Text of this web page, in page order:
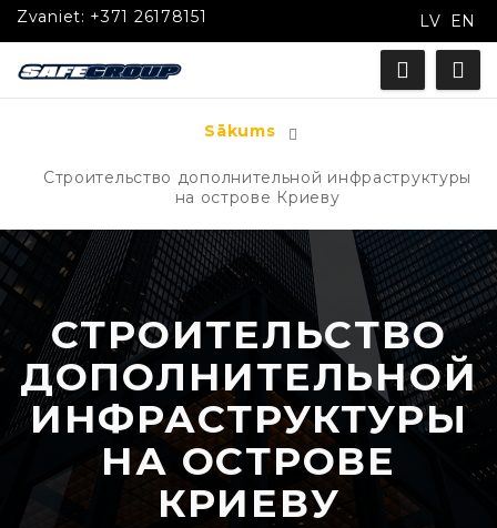
Zvaniet: +371 26178151 LV EN
Sākums
Строительство дополнительной инфраструктуры
на острове Криеву
СТРОИТЕЛЬСТВО
ДОПОЛНИТЕЛЬНОЙ
ИНФРАСТРУКТУРЫ
НА ОСТРОВЕ
КРИЕВУ